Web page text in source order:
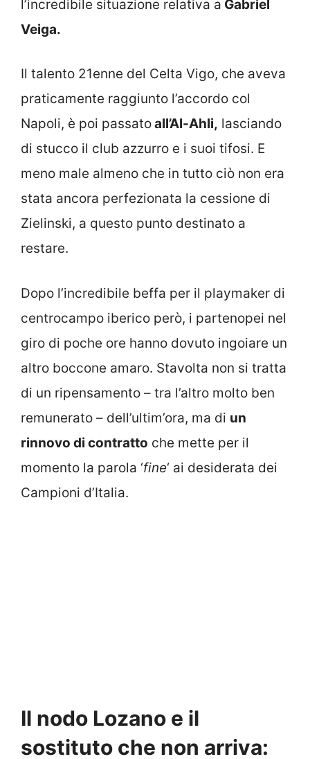
l’incredibile situazione relativa a Gabriel
Veiga.
Il talento 21enne del Celta Vigo, che aveva
praticamente raggiunto l’accordo col
Napoli, è poi passatoall’Al-Ahli, lasciando
di stucco il club azzurro e i suoi tifosi. E
meno male almeno che in tutto ciò non era
stata ancora perfezionata la cessione di
Zielinski, a questo punto destinato a
restare.
Dopo l’incredibile beffa per il playmaker di
centrocampo iberico però, i partenopei nel
giro di poche ore hanno dovuto ingoiare un
altro boccone amaro. Stavolta non si tratta
di un ripensamento – tra l’altro molto ben
remunerato – dell’ultim’ora, ma di un
rinnovo di contratto che mette per il
momento la parola ‘fine‘ ai desiderata dei
Campioni d’Italia.
Il nodo Lozano e il
sostituto che non arriva: